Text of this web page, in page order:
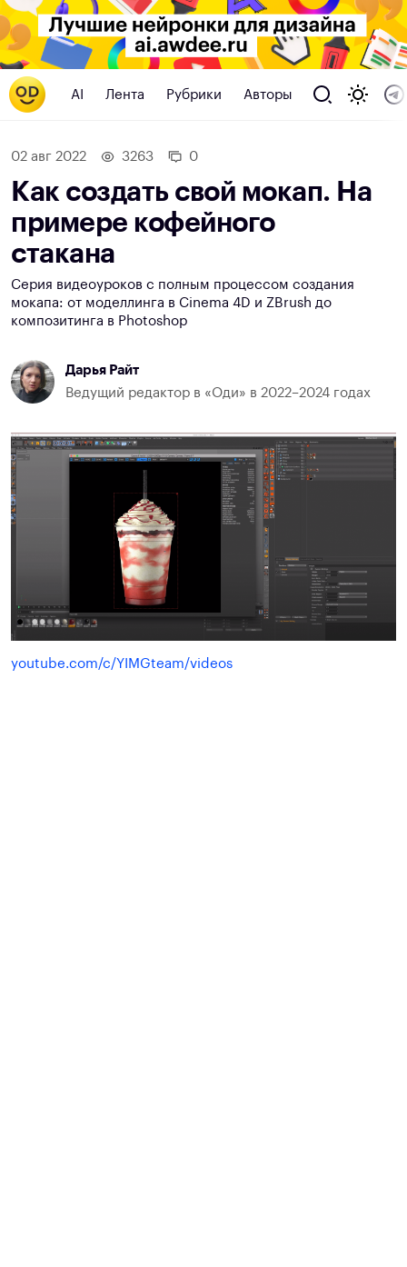
AI Лента Рубрики Авторы
02 авг 2022 3263 0
Как создать свой мокап. На
примере кофейного
стакана
Серия видеоуроков c полным процессом создания
мокапа: от моделлинга в Cinema 4D и ZBrush до
композитинга в Photoshop
Дарья Райт
Ведущий редактор в «Оди» в 2022–2024 годах
youtube.com/c/YIMGteam/videos